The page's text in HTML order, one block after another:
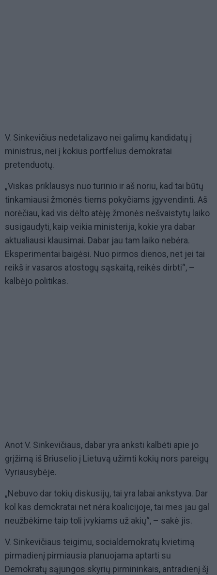
V. Sinkevičius nedetalizavo nei galimų kandidatų į
ministrus, nei į kokius portfelius demokratai
pretenduotų.
„Viskas priklausys nuo turinio ir aš noriu, kad tai būtų
tinkamiausi žmonės tiems pokyčiams įgyvendinti. Aš
norėčiau, kad vis dėlto atėję žmonės nešvaistytų laiko
susigaudyti, kaip veikia ministerija, kokie yra dabar
aktualiausi klausimai. Dabar jau tam laiko nebėra.
Eksperimentai baigėsi. Nuo pirmos dienos, net jei tai
reikš ir vasaros atostogų sąskaitą, reikės dirbti“, –
kalbėjo politikas.
Anot V. Sinkevičiaus, dabar yra anksti kalbėti apie jo
grįžimą iš Briuselio į Lietuvą užimti kokių nors pareigų
Vyriausybėje.
„Nebuvo dar tokių diskusijų, tai yra labai ankstyva. Dar
kol kas demokratai net nėra koalicijoje, tai mes jau gal
neužbėkime taip toli įvykiams už akių“, – sakė jis.
V. Sinkevičiaus teigimu, socialdemokratų kvietimą
pirmadienį pirmiausia planuojama aptarti su
Demokratų sąjungos skyrių pirmininkais, antradienį šį